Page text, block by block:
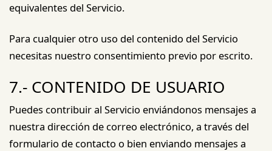
equivalentes del Servicio.
Para cualquier otro uso del contenido del Servicio
necesitas nuestro consentimiento previo por escrito.
7.- CONTENIDO DE USUARIO
Puedes contribuir al Servicio enviándonos mensajes a
nuestra dirección de correo electrónico, a través del
formulario de contacto o bien enviando mensajes a